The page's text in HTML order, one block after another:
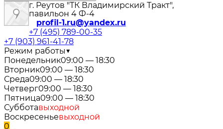
г. Реутов "ТК Владимирский Тракт",
павильон 4 Ф-4
profil-1.ru@yandex.ru
+7 (495) 789-00-35
+7 (903) 961-41-78
Режим работы▼
Понедельник09:00 — 18:30
Вторник09:00 — 18:30
Среда09:00 — 18:30
Четверг09:00 — 18:30
Пятница09:00 — 18:30
Субботавыходной
Воскресеньевыходной
0